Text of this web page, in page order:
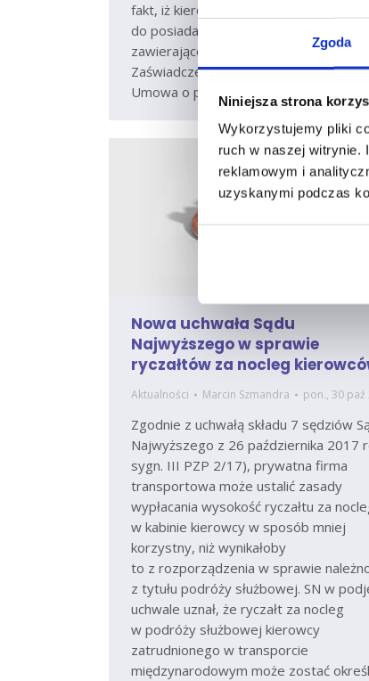
Zgoda
Niniejsza strona
Wykorzystujemy pliki
ruch w naszej witrynie.
reklamowym i
uzyskanymi podczas
fakt, iż kierowca jest zobowiązany
do posiadania w pojeździe teczki
zawierającej takie dokumenty jak:
Zaświadczenie A1, Certyfikat LIMOSA,
Umowa o pracę, Odcinek wypłaty.
Nowa uchwała Sądu
Najwyższego w sprawie
ryczałtów za nocleg
Aktualności Marcin Szmandra pon., 30 paź
Zgodnie z uchwałą składu 7 sędziów
Najwyższego z 26 października 2017
sygn. III PZP 2/17), prywatna firma
transportowa może ustalić zasady
wypłacania wysokość ryczałtu za
w kabinie kierowcy w sposób mniej
korzystny, niż wynikałoby
to z rozporządzenia w sprawie
z tytułu podróży służbowej. SN w
uchwale uznał, że ryczałt za nocleg
w podróży służbowej kierowcy
zatrudnionego w transporcie
międzynarodowym może zostać